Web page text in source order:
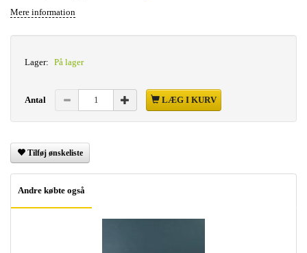
Mere information
Lager: På lager
Antal LÆG I KURV
Tilføj ønskeliste
Andre købte også